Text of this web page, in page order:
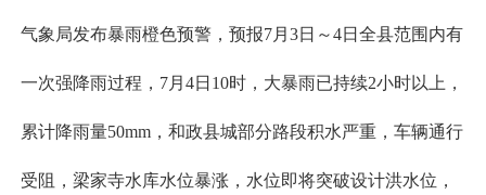
气象局发布暴雨橙色预警，预报7月3日～4日全县范围内有
一次强降雨过程，7月4日10时，大暴雨已持续2小时以上，
累计降雨量50mm，和政县城部分路段积水严重，车辆通行
受阻，梁家寺水库水位暴涨，水位即将突破设计洪水位，